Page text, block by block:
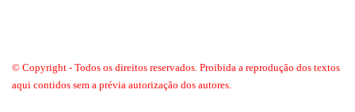
© Copyright - Todos os direitos reservados. Proibida a reprodução dos textos
aqui contidos sem a prévia autorização dos autores.